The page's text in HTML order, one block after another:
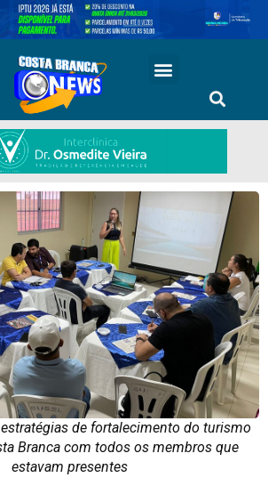
de fortalecimento do turismo
Branca com todos os membros que
estavam presentes